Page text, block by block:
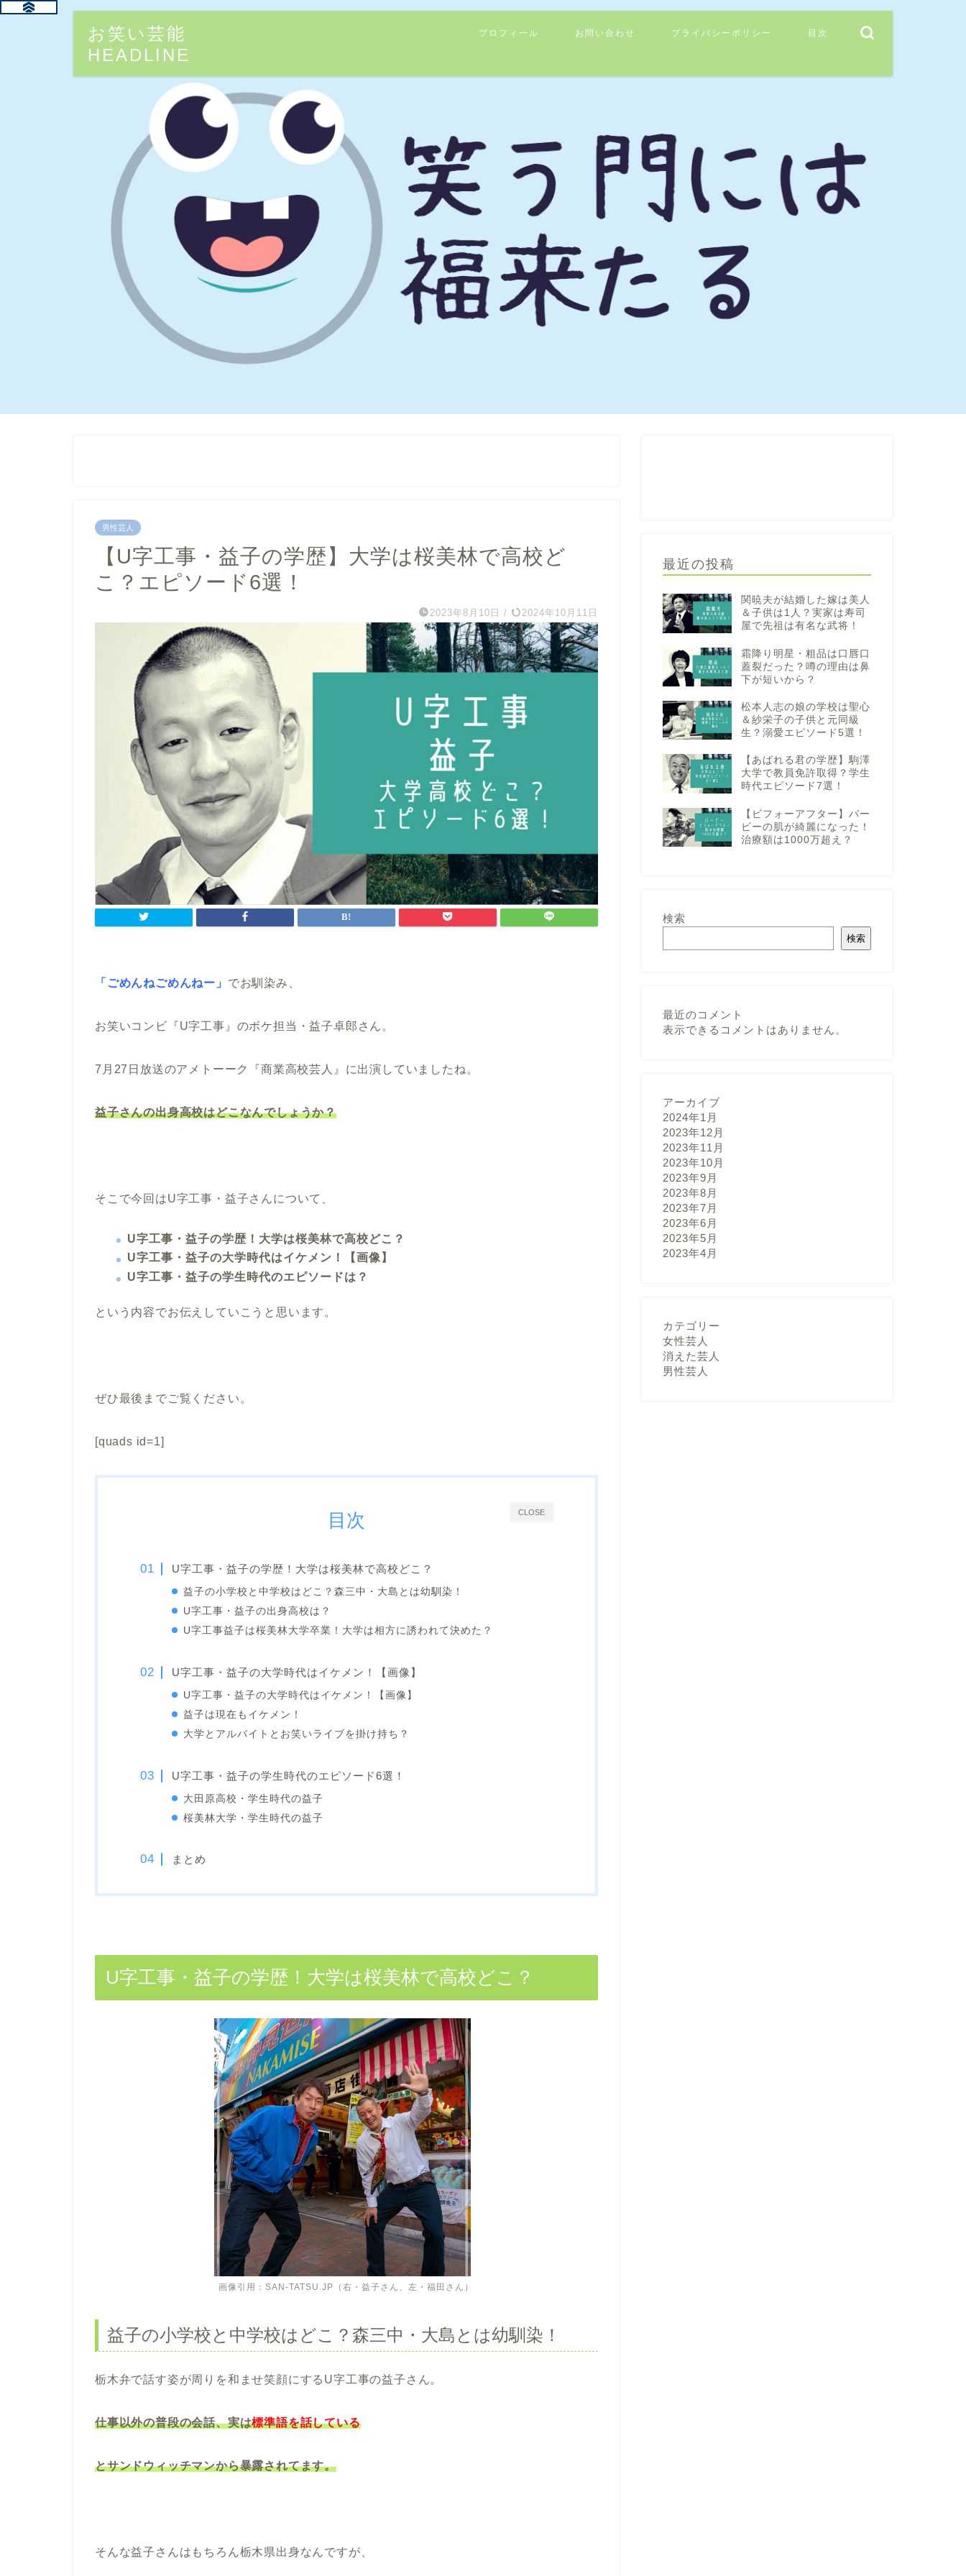
お笑い芸能
HEADLINE
プロフィール お問い合わせ プライバシーポリシー 目次
男性芸人
【U字工事・益子の学歴】大学は桜美林で高校ど
こ？エピソード6選！
2023年8月10日 / 2024年10月11日
「ごめんねごめんねー」 でお馴染み、
お笑いコンビ『U字工事』のボケ担当・益子卓郎さん。
7月27日放送のアメトーーク『商業高校芸人』に出演していましたね。
益子さんの出身高校はどこなんでしょうか？
そこで今回はU字工事・益子さんについて、
U字工事・益子の学歴！大学は桜美林で高校どこ？
U字工事・益子の大学時代はイケメン！【画像】
U字工事・益子の学生時代のエピソードは？
という内容でお伝えしていこうと思います。
ぜひ最後までご覧ください。
[quads id=1]
CLOSE
目次
U字工事・益子の学歴！大学は桜美林で高校どこ？
益子の小学校と中学校はどこ？森三中・大島とは幼馴染！
U字工事・益子の出身高校は？
U字工事益子は桜美林大学卒業！大学は相方に誘われて決めた？
U字工事・益子の大学時代はイケメン！【画像】
U字工事・益子の大学時代はイケメン！【画像】
益子は現在もイケメン！
大学とアルバイトとお笑いライブを掛け持ち？
U字工事・益子の学生時代のエピソード6選！
大田原高校・学生時代の益子
桜美林大学・学生時代の益子
まとめ
U字工事・益子の学歴！大学は桜美林で高校どこ？
画像引用：SAN-TATSU.JP（右・益子さん、左・福田さん）
益子の小学校と中学校はどこ？森三中・大島とは幼馴染！
栃木弁で話す姿が周りを和ませ笑顔にするU字工事の益子さん。
仕事以外の普段の会話、実は標準語を話している
とサンドウィッチマンから暴露されてます。
そんな益子さんはもちろん栃木県出身なんですが、
最近の投稿
関暁夫が結婚した嫁は美人
＆子供は1人？実家は寿司
屋で先祖は有名な武将！
霜降り明星・粗品は口唇口
蓋裂だった？噂の理由は鼻
下が短いから？
松本人志の娘の学校は聖心
＆紗栄子の子供と元同級
生？溺愛エピソード5選！
【あばれる君の学歴】駒澤
大学で教員免許取得？学生
時代エピソード7選！
【ビフォーアフター】バー
ビーの肌が綺麗になった！
治療額は1000万超え？
検索
検索
最近のコメント
表示できるコメントはありません。
アーカイブ
2024年1月
2023年12月
2023年11月
2023年10月
2023年9月
2023年8月
2023年7月
2023年6月
2023年5月
2023年4月
カテゴリー
女性芸人
消えた芸人
男性芸人